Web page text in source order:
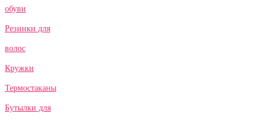
обуви
Резинки для
волос
Кружки
Термостаканы
Бутылки для